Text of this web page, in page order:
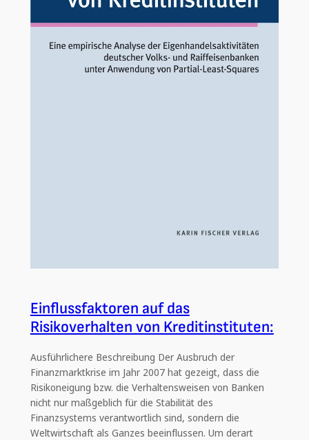
Einflussfaktoren auf das
Risikoverhalten von Kreditinstituten:
Ausführlichere Beschreibung Der Ausbruch der
Finanzmarktkrise im Jahr 2007 hat gezeigt, dass die
Risikoneigung bzw. die Verhaltensweisen von Banken
nicht nur maßgeblich für die Stabilität des
Finanzsystems verantwortlich sind, sondern die
Weltwirtschaft als Ganzes beeinflussen. Um derart